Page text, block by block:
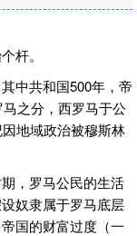
杆。
中共和国500年，帝
之分，西罗马于公
地域政治被穆斯林
，罗马公民的生活
奴隶属于罗马底层
国的财富过度（一